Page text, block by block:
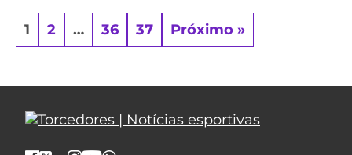
1 2 … 36 37 Próximo »